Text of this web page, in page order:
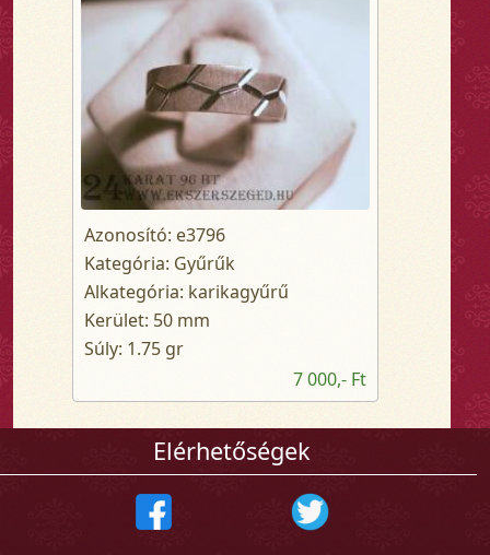
Azonosító: e3796
Kategória: Gyűrűk
Alkategória: karikagyűrű
Kerület: 50 mm
Súly: 1.75 gr
7 000,- Ft
Elérhetőségek